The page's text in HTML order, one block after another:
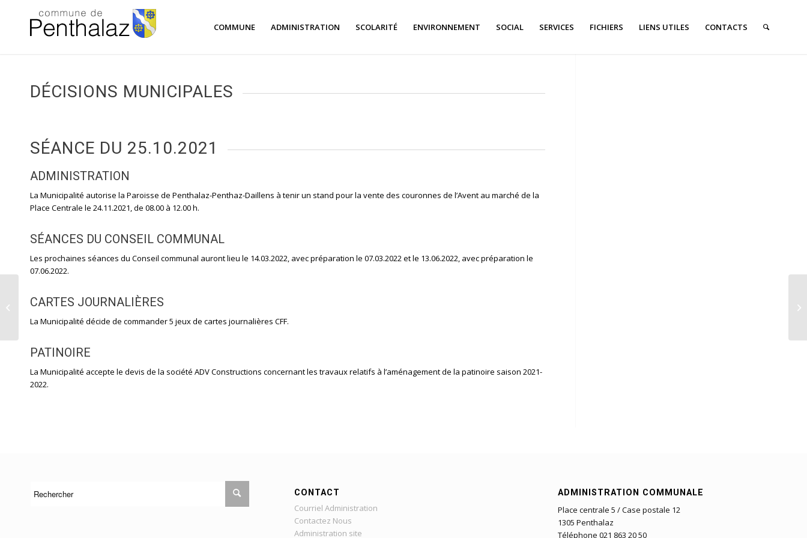
COMMUNE ADMINISTRATION SCOLARITÉ ENVIRONNEMENT SOCIAL SERVICES FICHIERS LIENS UTILES CONTACTS
DÉCISIONS MUNICIPALES
SÉANCE DU 25.10.2021
ADMINISTRATION
La Municipalité autorise la Paroisse de Penthalaz-Penthaz-Daillens à tenir un stand pour la vente des couronnes de l’Avent au marché de la
Place Centrale le 24.11.2021, de 08.00 à 12.00 h.
SÉANCES DU CONSEIL COMMUNAL
Les prochaines séances du Conseil communal auront lieu le 14.03.2022, avec préparation le 07.03.2022 et le 13.06.2022, avec préparation le
07.06.2022.
CARTES JOURNALIÈRES
La Municipalité décide de commander 5 jeux de cartes journalières CFF.
PATINOIRE
La Municipalité accepte le devis de la société ADV Constructions concernant les travaux relatifs à l’aménagement de la patinoire saison 2021-
2022.
CONTACT
Courriel Administration
Contactez Nous
Administration site
ADMINISTRATION COMMUNALE
Place centrale 5 / Case postale 12
1305 Penthalaz
Téléphone 021 863 20 50
SÉANCE DU 18.10.2021